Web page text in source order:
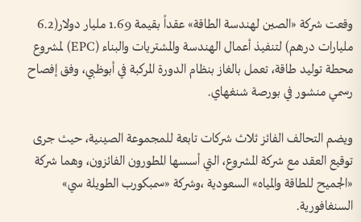
وقعت شركة «الصين لهندسة الطاقة» عقداً بقيمة 1.69 مليار دولار(6.2
مليارات درهم) لتنفيذ أعمال الهندسة والمشتريات والبناء (EPC) لمشروع
محطة توليد طاقة، تعمل بالغاز بنظام الدورة المركبة في أبوظبي، وفق إفصاح
رسمي منشور في بورصة شنغهاي.
ويضم التحالف الفائز ثلاث شركات تابعة للمجموعة الصينية، حيث جرى
توقيع العقد مع شركة المشروع، التي أسسها المطورون الفائزون، وهما شركة
«الجميح للطاقة والمياه» السعودية ،وشركة «سمبكورب الطويلة سي»
السنغافورية.